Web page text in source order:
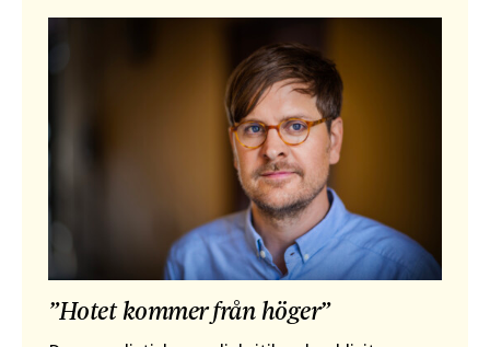
”Hotet kommer från höger”